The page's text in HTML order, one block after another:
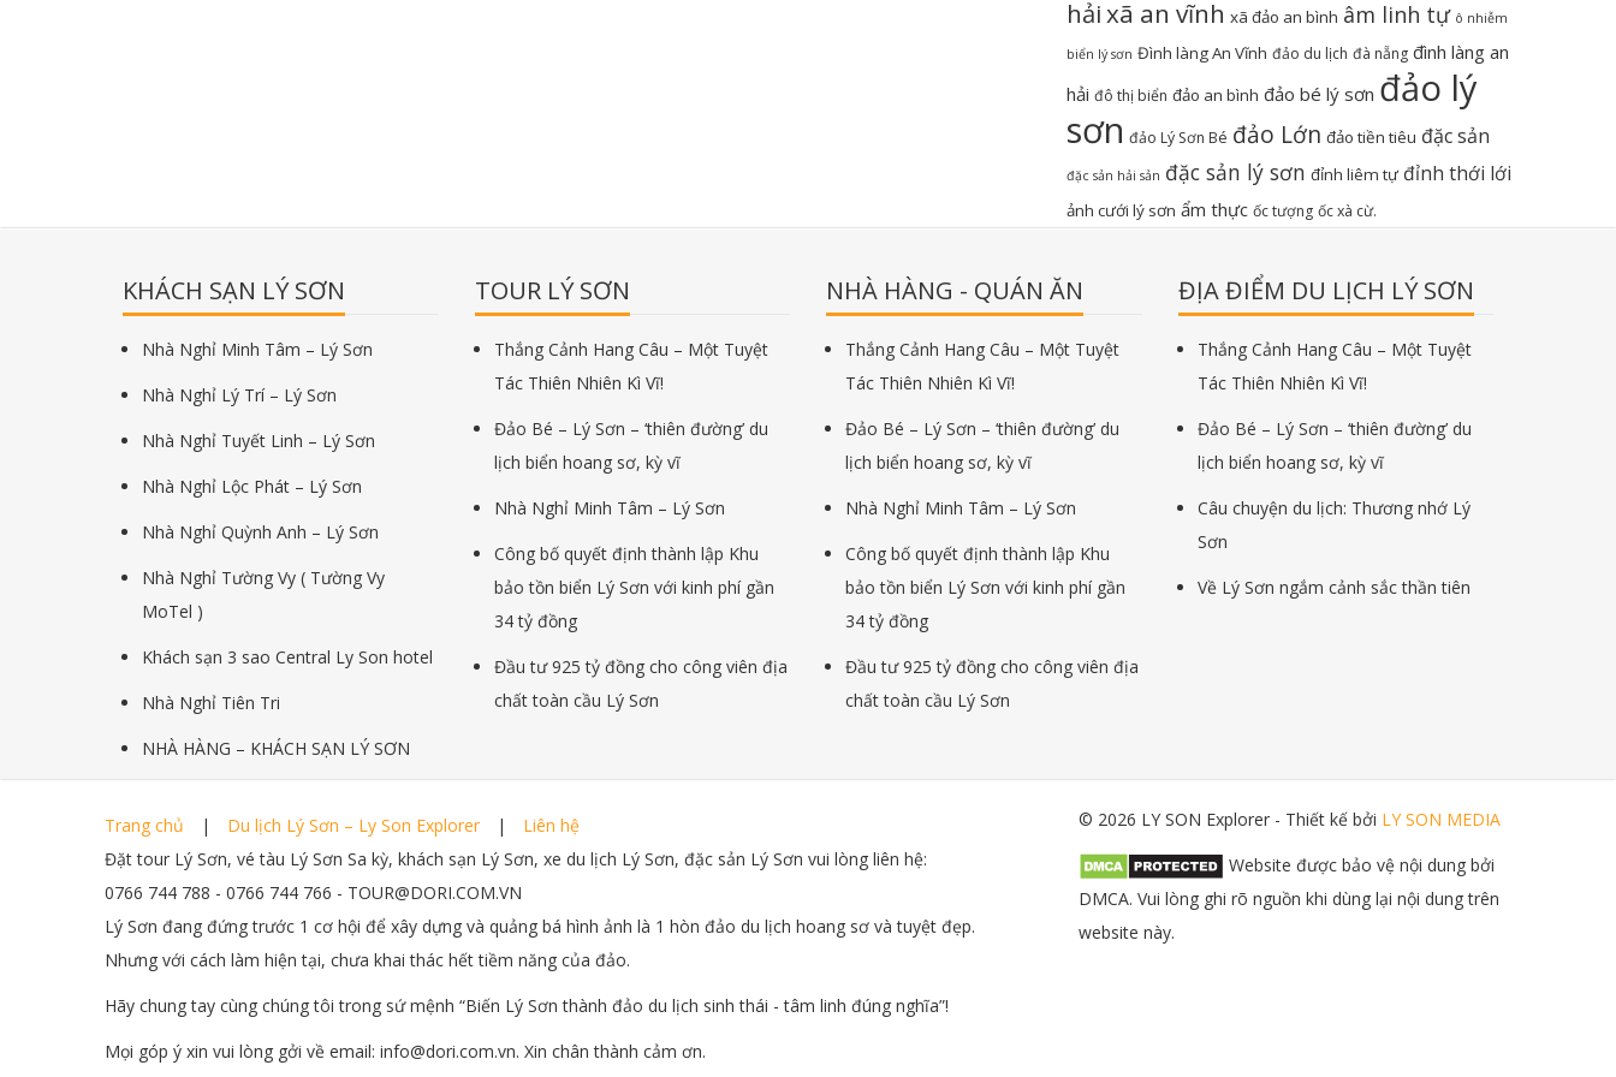
hảixã an vĩnh xã đảo an bình âm linh tự ô nhiễm
biển lý sơn Đình làng An Vĩnh đảo du lịch đà nẵng đình làng an
hải đô thị biển đảo an bình đảo bé lý sơn đảo lý
sơn đảo Lý Sơn Bé đảo Lớn đảo tiền tiêu đặc sản
đặc sản hải sản đặc sản lý sơn đỉnh liêm tự đỉnh thới lới
ảnh cưới lý sơn ẩm thực ốc tượng ốc xà cừ.
KHÁCH SẠN LÝ SƠN
Nhà Nghỉ Minh Tâm – Lý Sơn
Nhà Nghỉ Lý Trí – Lý Sơn
Nhà Nghỉ Tuyết Linh – Lý Sơn
Nhà Nghỉ Lộc Phát – Lý Sơn
Nhà Nghỉ Quỳnh Anh – Lý Sơn
Nhà Nghỉ Tường Vy ( Tường Vy
MoTel )
Khách sạn 3 sao Central Ly Son hotel
Nhà Nghỉ Tiên Tri
NHÀ HÀNG – KHÁCH SẠN LÝ SƠN
TOUR LÝ SƠN
Thắng Cảnh Hang Câu – Một Tuyệt
Tác Thiên Nhiên Kì Vĩ!
Đảo Bé – Lý Sơn – ‘thiên đường’ du
lịch biển hoang sơ, kỳ vĩ
Nhà Nghỉ Minh Tâm – Lý Sơn
Công bố quyết định thành lập Khu
bảo tồn biển Lý Sơn với kinh phí gần
34 tỷ đồng
Đầu tư 925 tỷ đồng cho công viên địa
chất toàn cầu Lý Sơn
NHÀ HÀNG - QUÁN ĂN
Thắng Cảnh Hang Câu – Một Tuyệt
Tác Thiên Nhiên Kì Vĩ!
Đảo Bé – Lý Sơn – ‘thiên đường’ du
lịch biển hoang sơ, kỳ vĩ
Nhà Nghỉ Minh Tâm – Lý Sơn
Công bố quyết định thành lập Khu
bảo tồn biển Lý Sơn với kinh phí gần
34 tỷ đồng
Đầu tư 925 tỷ đồng cho công viên địa
chất toàn cầu Lý Sơn
ĐỊA ĐIỂM DU LỊCH LÝ SƠN
Thắng Cảnh Hang Câu – Một Tuyệt
Tác Thiên Nhiên Kì Vĩ!
Đảo Bé – Lý Sơn – ‘thiên đường’ du
lịch biển hoang sơ, kỳ vĩ
Câu chuyện du lịch: Thương nhớ Lý
Sơn
Về Lý Sơn ngắm cảnh sắc thần tiên
Trang chủ Du lịch Lý Sơn – Ly Son Explorer
Liên hệ
Đặt tour Lý Sơn, vé tàu Lý Sơn Sa kỳ, khách sạn Lý Sơn, xe du lịch Lý Sơn, đặc sản Lý Sơn vui lòng liên hệ:
0766 744 788 - 0766 744 766 - TOUR@DORI.COM.VN
Lý Sơn đang đứng trước 1 cơ hội để xây dựng và quảng bá hình ảnh là 1 hòn đảo du lịch hoang sơ và tuyệt đẹp.
Nhưng với cách làm hiện tại, chưa khai thác hết tiềm năng của đảo.
Hãy chung tay cùng chúng tôi trong sứ mệnh “Biến Lý Sơn thành đảo du lịch sinh thái - tâm linh đúng nghĩa”!
Mọi góp ý xin vui lòng gởi về email: info@dori.com.vn. Xin chân thành cảm ơn.
© 2026 LY SON Explorer - Thiết kế bởi LY SON MEDIA
Website được bảo vệ nội dung bởi
DMCA. Vui lòng ghi rõ nguồn khi dùng lại nội dung trên
website này.